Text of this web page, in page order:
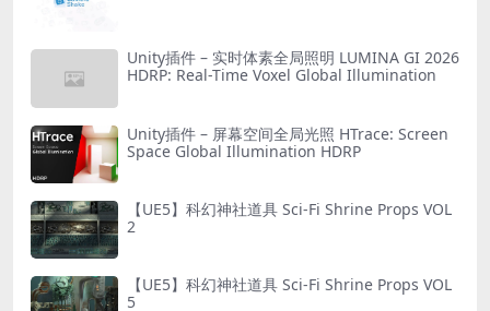
Unity插件 – 实时体素全局照明 LUMINA GI 2026
HDRP: Real-Time Voxel Global Illumination
Unity插件 – 屏幕空间全局光照 HTrace: Screen
Space Global Illumination HDRP
【UE5】科幻神社道具 Sci-Fi Shrine Props VOL
2
【UE5】科幻神社道具 Sci-Fi Shrine Props VOL
5